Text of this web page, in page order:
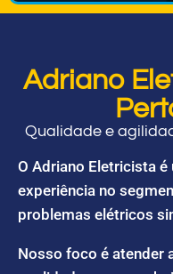
Adriano
Qualidade e
O Adriano Eletricista
experiência no
problemas elétricos
Nosso foco é atender